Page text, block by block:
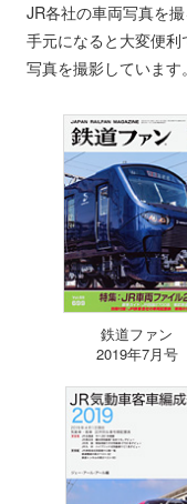
JR各社の車両写真を
手元になると大変便
写真を撮影しています。
鉄道ファン
2019年7月号